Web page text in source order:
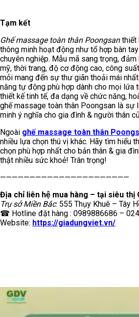
Tạm kết
Ghế massage toàn thân Poongsanthiết
thông minh hoạt động như tổ hợp bàn
chuyên nghiệp. Mẫu mã sang trọng,
mỹ, thời trang, độ cơ động cao, công
mỏi mang đến sự thư giãn thoải mái
năng tự động phù hợp dành cho mọi lứa
thiết kế tinh tế, đa dạng về chức năng,
ghế massage toàn thân Poongsan là sự
minh ý nghĩa cho gia đình & người thân
Ngoài ghế massage toàn thân
nhiều lựa chọn thú vị khác. Hãy tìm hiểu
chọn phù hợp nhất cho bản thân & gia
thật nhiều sức khoẻ! Trân trọng!
——————————————————————
Địa chỉ liên hệ mua hàng – tại siêu thị
Trụ sở Miền Bắc: 555 Thụy Khuê – Tây
☎ Hotline đặt hàng : 0989886686 –
Website: https://giadungviet.vn/